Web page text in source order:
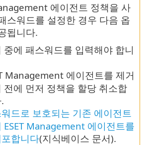
에이전트 정책을 사
스워드를 설정한 경우 다음 옵
됩니다.
중에 패스워드를 입력해야 합니
Management 에이전트를 제거
전에 먼저 정책을 할당 취소합
드로 보호되는 기존 에이전트
ESET Management 에이전트를
합니다(지식베이스 문서).